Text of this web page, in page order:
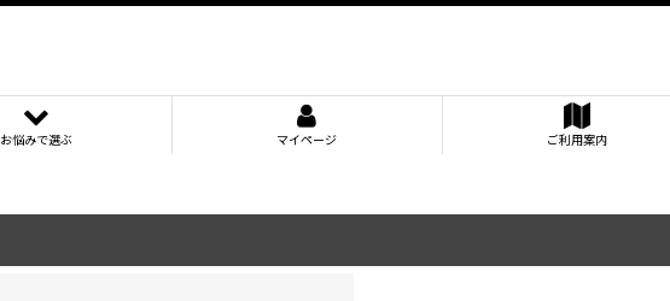
お悩みで選ぶ マイページ ご利用案内